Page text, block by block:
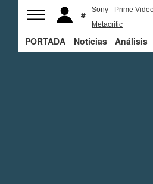
Sony Prime
Metacritic
PORTADA Noticias Análisis